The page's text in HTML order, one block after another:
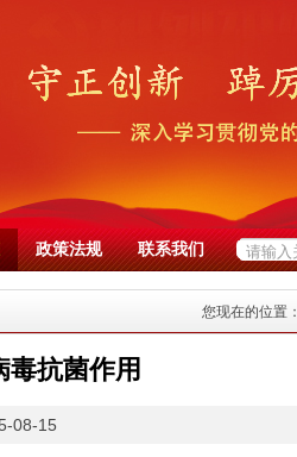
政策法规 联系我们
您现在的位置：
抗菌作用
08-15